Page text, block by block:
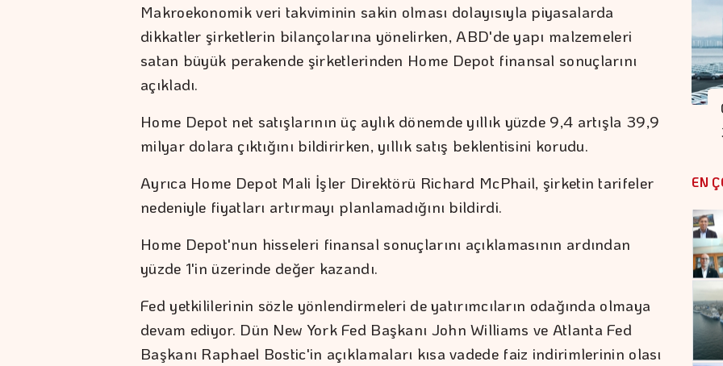
Makroekonomik veri takviminin sakin olması dolayısıyla piyasalarda
dikkatler şirketlerin bilançolarına yönelirken, ABD'de yapı malzemeleri
satan büyük perakende şirketlerinden Home Depot finansal sonuçlarını
açıkladı.
Home Depot net satışlarının üç aylık dönemde yıllık yüzde 9,4 artışla 39,9
milyar dolara çıktığını bildirirken, yıllık satış beklentisini korudu.
Ayrıca Home Depot Mali İşler Direktörü Richard McPhail, şirketin tarifeler
nedeniyle fiyatları artırmayı planlamadığını bildirdi.
Home Depot'nun hisseleri finansal sonuçlarını açıklamasının ardından
yüzde 1'in üzerinde değer kazandı.
Fed yetkililerinin sözle yönlendirmeleri de yatırımcıların odağında olmaya
devam ediyor. Dün New York Fed Başkanı John Williams ve Atlanta Fed
Başkanı Raphael Bostic'in açıklamaları kısa vadede faiz indirimlerinin olası
EN